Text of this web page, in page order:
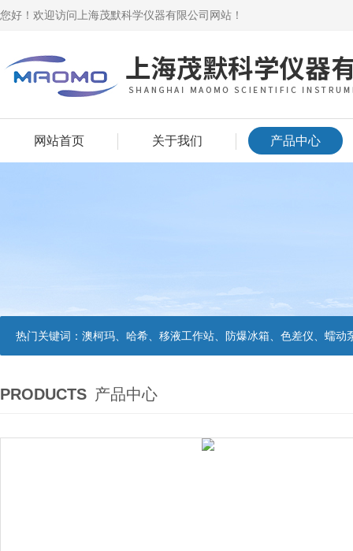
您好！欢迎访问上海茂默科学仪器有限公司网站！
网站首页 关于我们 产品中心
热门关键词： 澳柯玛、哈希、移液工作站、防爆冰箱、色差仪、蠕动
PRODUCTS 产品中心